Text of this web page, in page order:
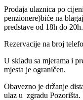
Prodaja ulaznica po
penzionere)biće na
predstave od 18h do 20h.
Rezervacije na broj
U skladu sa mjerama i
mjesta je ograničen.
Obavezno je držanje
ulaz u zgradu Pozorišta.